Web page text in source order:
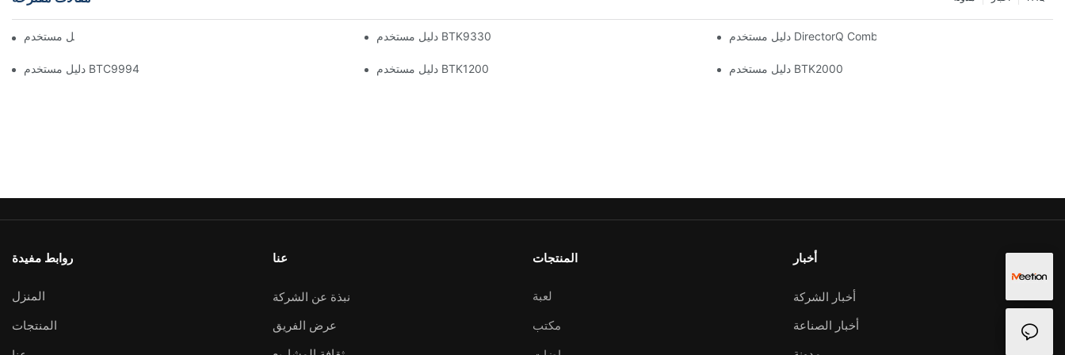
دليل مستخدم BTK9330 دليل مستخدم DirectorQ Combo
دليل مستخدم BTC9994 دليل مستخدم BTK1200 دليل مستخدم BTK2000
روابط مفيدة
المنزل
المنتجات
عنا
نبذة عن الشركة
عرض الفريق
المنتجات
لعبة
مكتب
أخبار
أخبار الشركة
أخبار الصناعة